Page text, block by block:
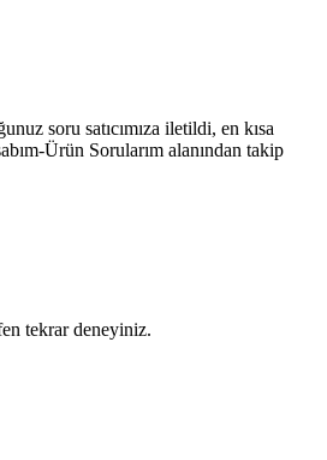
soru satıcımıza iletildi, en kısa
Ürün Sorularım alanından takip
tekrar deneyiniz.